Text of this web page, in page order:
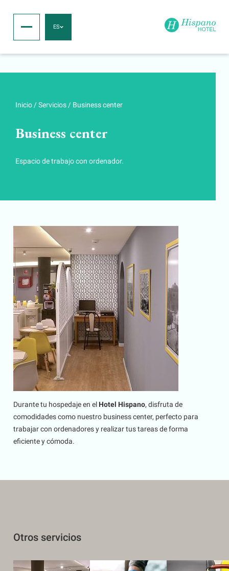
ES
Inicio /Servicios / Business center
Business center
Espacio de trabajo con ordenador.
Durante tu hospedaje en el Hotel Hispano, disfruta de
comodidades como nuestro business center, perfecto para
trabajar con ordenadores y realizar tus tareas de forma
eficiente y cómoda.
Otros servicios